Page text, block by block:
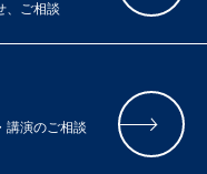
、ご相談
講演のご相談